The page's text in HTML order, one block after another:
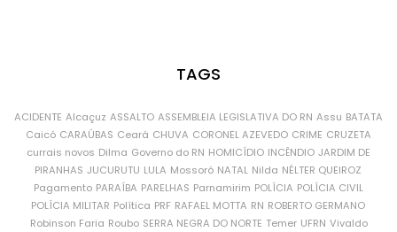
TAGS
ACIDENTE Alcaçuz ASSALTO ASSEMBLEIA LEGISLATIVA DO RN Assu BATATA
Caicó CARAÚBAS Ceará CHUVA CORONEL AZEVEDO CRIME CRUZETA
currais novos Dilma Governo do RN HOMICÍDIO INCÊNDIO JARDIM DE
PIRANHAS JUCURUTU LULA Mossoró NATAL Nilda NÉLTER QUEIROZ
Pagamento PARAÍBA PARELHAS Parnamirim POLÍCIA POLÍCIA CIVIL
POLÍCIA MILITAR Política PRF RAFAEL MOTTA RN ROBERTO GERMANO
Robinson Faria Roubo SERRA NEGRA DO NORTE Temer UFRN Vivaldo